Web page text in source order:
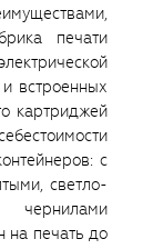
печати
встроенных
картриджей
с
светло-
чернилами
на печать до